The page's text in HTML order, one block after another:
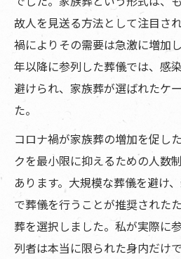
故人を見送る方法として注目さ
禍によりその需要は急激に増加
年以降に参列した葬儀では、感
避けられ、家族葬が選ばれたケ
た。
コロナ禍が家族葬の増加を促し
クを最小限に抑えるための人数
あります。大規模な葬儀を避け
で葬儀を行うことが推奨された
葬を選択しました。私が実際に
列者は本当に限られた身内だけ